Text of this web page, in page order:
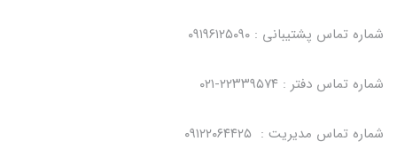
شماره تماس پشتیبانی : ۰۹۱۹۶۱۲۵۰۹۰
شماره تماس دفتر : ۲۲۳۳۹۵۷۴-۰۲۱
شماره تماس مدیریت : ۰۹۱۲۲۰۶۴۴۲۵